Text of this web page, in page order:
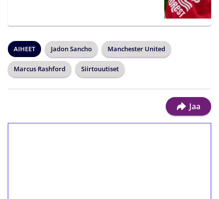
AIHEET Jadon Sancho Manchester United
Marcus Rashford Siirtouutiset
Jaa